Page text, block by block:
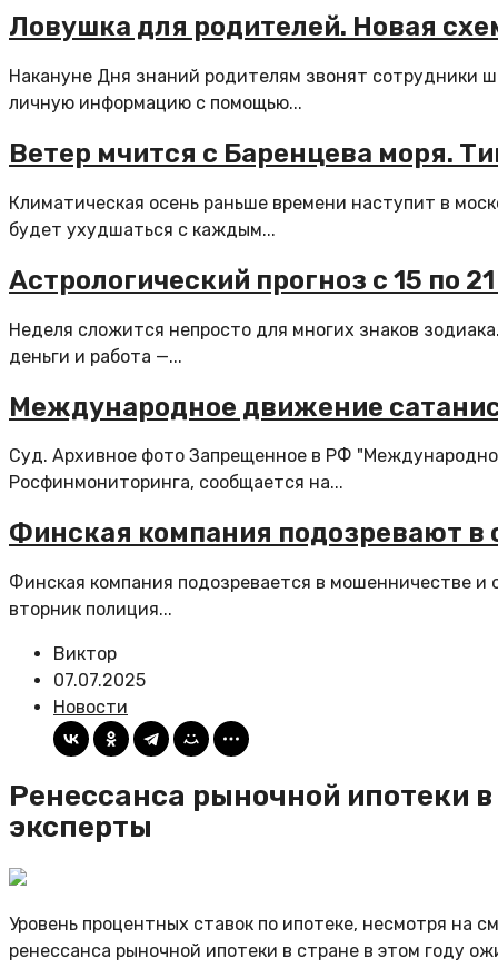
Ловушка для родителей. Новая
Накануне Дня знаний родителям звонят сотрудники
личную информацию с помощью...
Ветер мчится с Баренцева моря.
Климатическая осень раньше времени наступит в
будет ухудшаться с каждым...
Астрологический прогноз с 15 по
Неделя сложится непросто для многих знаков
деньги и работа —...
Международное движение
Cуд. Архивное фото Запрещенное в РФ
Росфинмониторинга, сообщается на...
Финская компания подозревают в
Финская компания подозревается в мошенничестве
вторник полиция...
Виктор
07.07.2025
Новости
Ренессанса рыночной ипотеки
эксперты
Уровень процентных ставок по ипотеке, несмотря на
ренессанса рыночной ипотеки в стране в этом году